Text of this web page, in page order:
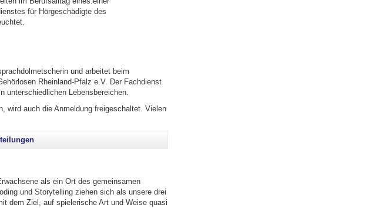
für Hörgeschädigte des
und arbeitet beim
Rheinland-Pfalz e.V. Der Fachdienst
unterschiedlichen Lebensbereichen.
wird auch die Anmeldung freigeschaltet. Vielen
als ein Ort des gemeinsamen
und Storytelling ziehen sich als unsere drei
dem Ziel, auf spielerische Art und Weise quasi